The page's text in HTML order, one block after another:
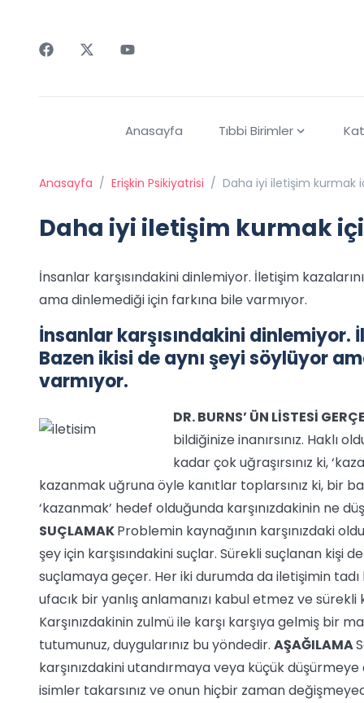
Anasayfa Tıbbi Birimler
Anasayfa / Erişkin Psikiyatrisi / Daha iyi iletişim kurmak
Daha iyi iletişim kurmak
İnsanlar karşısındakini dinlemiyor. İletişim
ama dinlemediği için farkına bile varmıyor.
İnsanlar karşısındakini dinlemiyor.
Bazen ikisi de aynı şeyi söylüyor
varmıyor.
DR. BURNS’ ÜN LİSTESİ
bildiğinize inanırsınız. Haklı
kadar çok uğraşırsınız ki,
kazanmak uğruna öyle kanıtlar toplarsınız ki, bir
‘kazanmak’ hedef olduğunda karşınızdakinin ne
SUÇLAMAKProblemin kaynağının karşınızdaki
şey için karşısındakini suçlar. Sürekli suçlanan kişi
suçlamaya geçer. Her iki durumda da iletişimin tadı
ufacık bir yanlış anlamanızı kabul etmez ve sürekli
Karşınızdakinin zulmü ile karşı karşıya gelmiş bir
tutumunuz, duygularınız bu yöndedir. AŞAĞILAMA
karşınızdakini utandırmaya veya küçük düşürmeye
isimler takarsınız ve onun hiçbir zaman